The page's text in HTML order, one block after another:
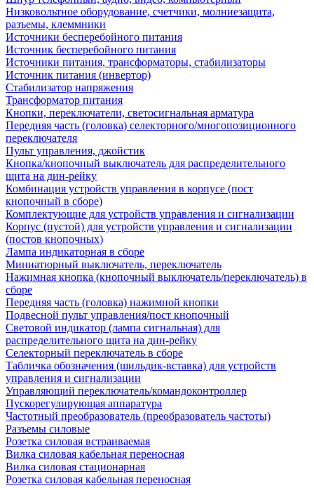
Низковольтное оборудование, счетчики, молниезащита,
разъемы, клеммники
Источники бесперебойного питания
Источник бесперебойного питания
Источники питания, трансформаторы, стабилизаторы
Источник питания (инвертор)
Стабилизатор напряжения
Трансформатор питания
Кнопки, переключатели, светосигнальная арматура
Передняя часть (головка) селекторного/многопозиционного
переключателя
Пульт управления, джойстик
Кнопка/кнопочный выключатель для распределительного
щита на дин-рейку
Комбинация устройств управления в корпусе (пост
кнопочный в сборе)
Комплектующие для устройств управления и сигнализации
Корпус (пустой) для устройств управления и сигнализации
(постов кнопочных)
Лампа индикаторная в сборе
Миниатюрный выключатель, переключатель
Нажимная кнопка (кнопочный выключатель/переключатель) в
сборе
Передняя часть (головка) нажимной кнопки
Подвесной пульт управления/пост кнопочный
Световой индикатор (лампа сигнальная) для
распределительного щита на дин-рейку
Селекторный переключатель в сборе
Табличка обозначения (шильдик-вставка) для устройств
управления и сигнализации
Управляющий переключатель/командоконтроллер
Пускорегулирующая аппаратура
Частотный преобразователь (преобразователь частоты)
Разъемы силовые
Розетка силовая встраиваемая
Вилка силовая кабельная переносная
Вилка силовая стационарная
Розетка силовая кабельная переносная